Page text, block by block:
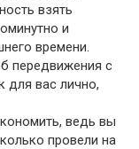
взять
и
времени.
передвижения с
для вас лично,
ведь вы
провели на